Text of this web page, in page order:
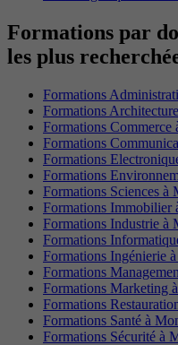
Formations par
les plus
Formations
Formations
Formations Commerce
Formations
Formations
Formations
Formations Sciences à
Formations Immobilier
Formations Industrie à
Formations
Formations Ingénierie
Formations
Formations Marketing
Formations
Formations Santé à
Formations Sécurité à